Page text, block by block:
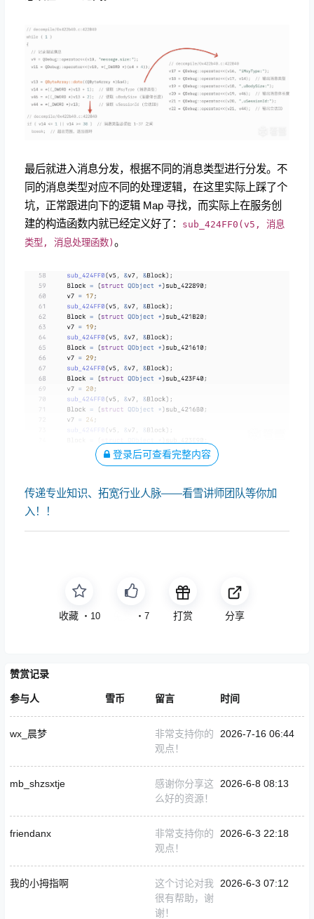
最后就进入消息分发，根据不同的消息类型进行分发。不
同的消息类型对应不同的处理逻辑，在这里实际上踩了个
坑，正常跟进向下的逻辑 Map 寻找，而实际上在服务创
建的构造函数内就已经定义好了： sub_424FF0(v5, 消息
类型, 消息处理函数)。
登录后可查看完整内容
传递专业知识、拓宽行业人脉——看雪讲师团队等你加
入！！
收藏 ・ 10 ・ 7 打赏 分享
赞赏记录
参与人 雪币 留言 时间
wx_晨梦
非常支持你的
观点！
2026-7-16 06:44
mb_shzsxtje
感谢你分享这
么好的资源！
2026-6-8 08:13
friendanx
非常支持你的
观点！
2026-6-3 22:18
我的小拇指啊
这个讨论对我
很有帮助，谢
谢！
2026-6-3 07:12